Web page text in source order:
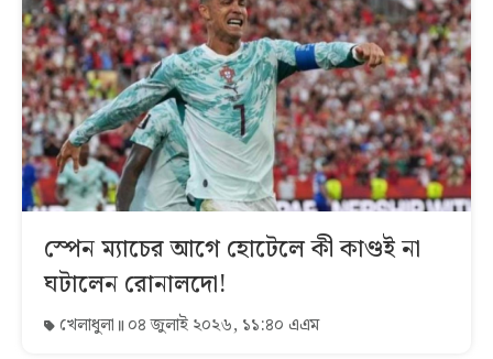
স্পেন ম্যাচের আগে হোটেলে কী কাণ্ডই না
ঘটালেন রোনালদো!
খেলাধুলা ০৪ জুলাই ২০২৬, ১১:৪০ এএম